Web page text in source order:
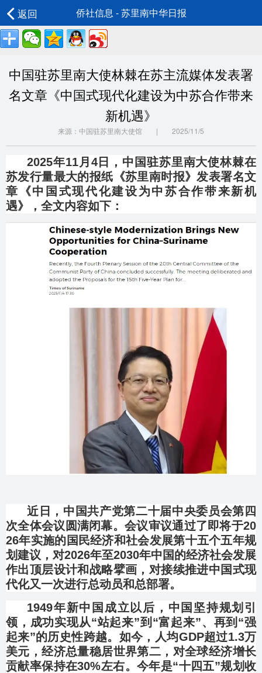
返回 侨社信息 - 苏里南中华日报
中国驻苏里南大使林棘在苏主流媒体发表署
名文章《中国式现代化建设为中苏合作带来
新机遇》
来源：中国驻苏里南大使馆 | 2025/11/5
2025年11月4日，中国驻苏里南大使林棘在
苏发行量最大的报纸《苏里南时报》发表署名文
章《中国式现代化建设为中苏合作带来新机
遇》，全文内容如下：
近日，中国共产党第二十届中央委员会第四
次全体会议圆满闭幕。会议审议通过了即将于20
26年实施的国民经济和社会发展第十五个五年规
划建议，对2026年至2030年中国的经济社会发展
作出顶层设计和战略擘画，对接续推进中国式现
代化又一次进行总动员和总部署。
1949年新中国成立以后，中国坚持规划引
领，成功实现从“站起来”到“富起来”、再到“强
起来”的历史性跨越。如今，人均GDP超过1.3万
美元，经济总量稳居世界第二，对全球经济增长
贡献率保持在30%左右。今年是“十四五”规划收